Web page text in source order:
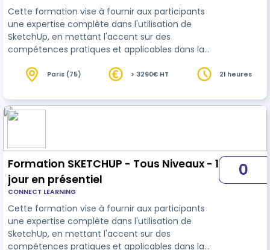
Cette formation vise à fournir aux participants
une expertise complète dans l'utilisation de
SketchUp, en mettant l'accent sur des
compétences pratiques et applicables dans la
architectureet de la conception visuelle. 21h
Paris (75) > 3290€ HT 21 heures
Formation SKETCHUP - Tous Niveaux - 1
jour en présentiel
CONNECT LEARNING
Cette formation vise à fournir aux participants
une expertise complète dans l'utilisation de
SketchUp, en mettant l'accent sur des
compétences pratiques et applicables dans la
0